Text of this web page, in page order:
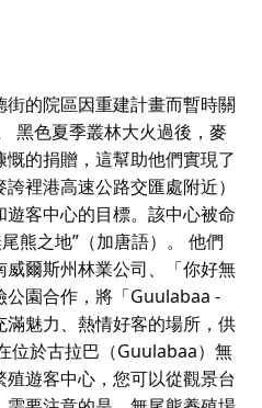
的院區因重建計畫而暫時關
黑色夏季叢林大火過後，麥
的捐贈，這幫助他們實現了
裡港高速公路交匯處附近）
客中心的目標。該中心被命
熊之地”（加唐語）。 他們
爾斯州林業公司、「你好無
公園合作，將「Guulabaa -
魅力、熱情好客的場所，供
位於古拉巴（Guulabaa）無
遊客中心，您可以從觀景台